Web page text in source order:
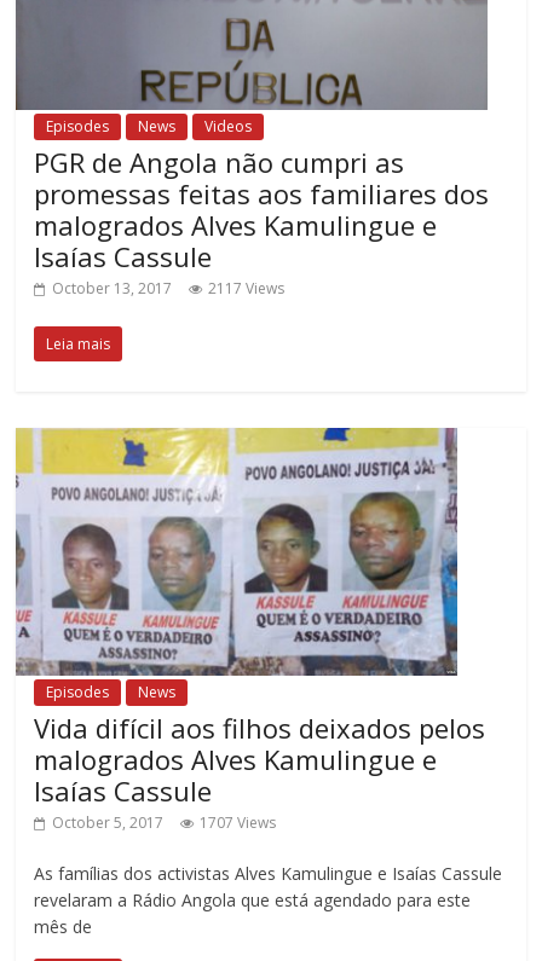
Episodes News Videos
PGR de Angola não cumpri as
promessas feitas aos familiares dos
malogrados Alves Kamulingue e
Isaías Cassule
October 13, 2017 2117 Views
Leia mais
Episodes News
Vida difícil aos filhos deixados pelos
malogrados Alves Kamulingue e
Isaías Cassule
October 5, 2017 1707 Views
As famílias dos activistas Alves Kamulingue e Isaías Cassule
revelaram a Rádio Angola que está agendado para este
mês de